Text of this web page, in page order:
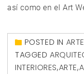
así como en el Art
POSTED IN
TAGGED
INTERIORES,ARTE,